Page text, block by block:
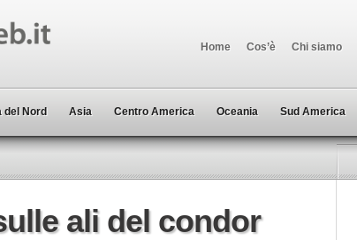
Home Cos’è Chi siamo
del Nord Asia Centro America Oceania Sud America
ali del condor